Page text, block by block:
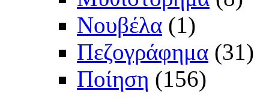
Νουβέλα (1)
Πεζογράφημα (31)
Ποίηση (156)